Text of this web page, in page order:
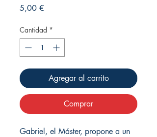
5,00 €
Cantidad *
Agregar al carrito
Comprar
Gabriel, el Máster, propone a un